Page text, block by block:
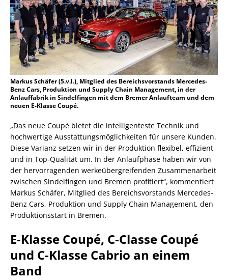
Markus Schäfer (5.v.l.), Mitglied des Bereichsvorstands Mercedes-
Benz Cars, Produktion und Supply Chain Management, in der
Anlauffabrik in Sindelfingen mit dem Bremer Anlaufteam und dem
neuen E-Klasse Coupé.
„Das neue Coupé bietet die intelligenteste Technik und
hochwertige Ausstattungsmöglichkeiten für unsere Kunden.
Diese Varianz setzen wir in der Produktion flexibel, effizient
und in Top-Qualität um. In der Anlaufphase haben wir von
der hervorragenden werkeübergreifenden Zusammenarbeit
zwischen Sindelfingen und Bremen profitiert“, kommentiert
Markus Schäfer, Mitglied des Bereichsvorstands Mercedes-
Benz Cars, Produktion und Supply Chain Management, den
Produktionsstart in Bremen.
E-Klasse Coupé, C-Classe Coupé
und C-Klasse Cabrio an einem
Band